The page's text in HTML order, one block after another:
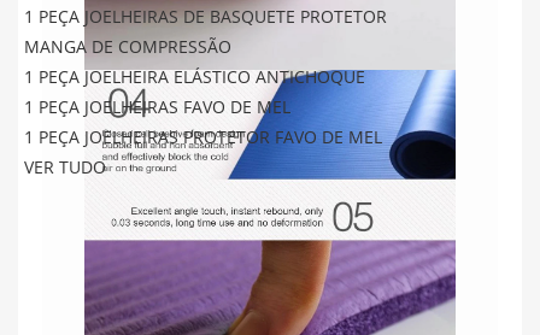
1 PEÇA JOELHEIRAS DE BASQUETE PROTETOR
MANGA DE COMPRESSÃO
1 PEÇA JOELHEIRA ELÁSTICO ANTICHOQUE
1 PEÇA JOELHEIRAS FAVO DE MEL
1 PEÇA JOELHEIRAS PROTETOR FAVO DE MEL
VER TUDO